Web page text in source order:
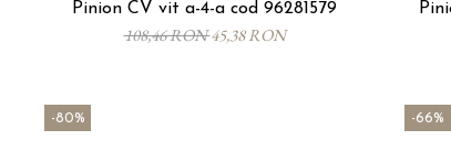
Pinion CV vit a-4-a cod 96281579
108,46 RON45,38 RON
-80% -66%